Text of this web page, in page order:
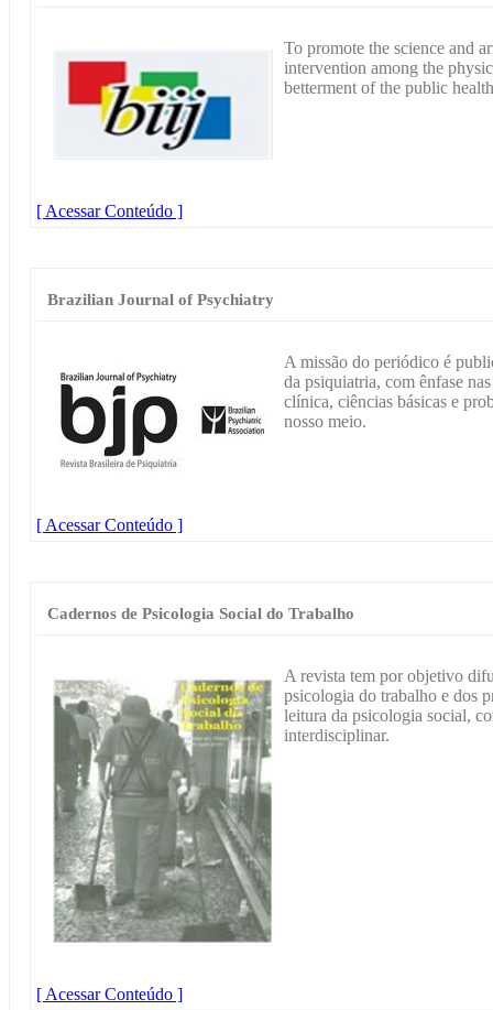
To promote the science and
intervention among the
betterment of the public
[ Acessar Conteúdo ]
Brazilian Journal of Psychiatry
A missão do periódico é
da psiquiatria, com ênfase
clínica, ciências básicas e
nosso meio.
[ Acessar Conteúdo ]
Cadernos de Psicologia Social do Trabalho
A revista tem por objetivo
psicologia do trabalho e dos
leitura da psicologia social,
interdisciplinar.
[ Acessar Conteúdo ]